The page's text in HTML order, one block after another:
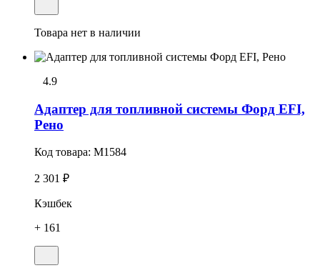
Товара нет в наличии
4.9
Адаптер для топливной системы Форд EFI,
Рено
Код товара: M1584
2 301 ₽
Кэшбек
+ 161